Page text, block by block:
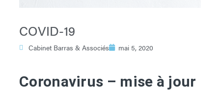
COVID-19
Cabinet Barras & Associés mai 5, 2020
Coronavirus – mise à jour